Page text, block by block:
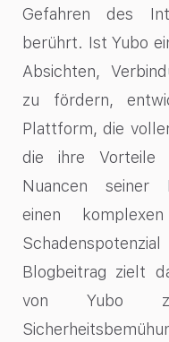
Gefahren des
berührt. Ist Yubo
Absichten,
zu fördern,
Plattform, die
die ihre Vorteile
Nuancen seiner
einen
Blogbeitrag zielt
von Yubo